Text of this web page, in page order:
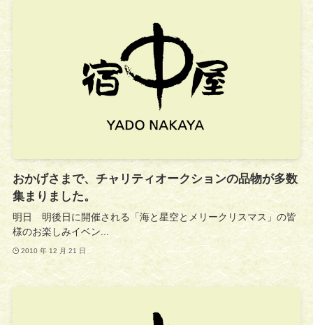
おかげさまで、チャリティオークションの品物が多数
集まりました。
明日 明後日に開催される「海と星空とメリークリスマス」の皆
様のお楽しみイベン...
2010 年 12 月 21 日